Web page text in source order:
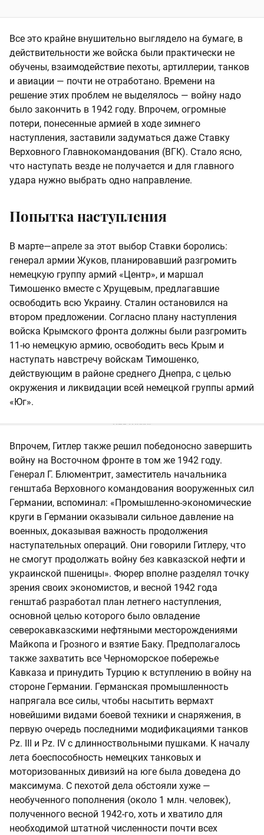
Все это крайне внушительно выглядело на бумаге, в
действительности же войска были практически не
обучены, взаимодействие пехоты, артиллерии, танков
и авиации — почти не отработано. Времени на
решение этих проблем не выделялось — войну надо
было закончить в 1942 году. Впрочем, огромные
потери, понесенные армией в ходе зимнего
наступления, заставили задуматься даже Ставку
Верховного Главнокомандования (ВГК). Стало ясно,
что наступать везде не получается и для главного
удара нужно выбрать одно направление.
Попытка наступления
В марте—апреле за этот выбор Ставки боролись:
генерал армии Жуков, планировавший разгромить
немецкую группу армий «Центр», и маршал
Тимошенко вместе с Хрущевым, предлагавшие
освободить всю Украину. Сталин остановился на
втором предложении. Согласно плану наступления
войска Крымского фронта должны были разгромить
11-ю немецкую армию, освободить весь Крым и
наступать навстречу войскам Тимошенко,
действующим в районе среднего Днепра, с целью
окружения и ликвидации всей немецкой группы армий
«Юг».
Впрочем, Гитлер также решил победоносно завершить
войну на Восточном фронте в том же 1942 году.
Генерал Г. Блюментрит, заместитель начальника
генштаба Верховного командования вооруженных сил
Германии, вспоминал: «Промышленно-экономические
круги в Германии оказывали сильное давление на
военных, доказывая важность продолжения
наступательных операций. Они говорили Гитлеру, что
не смогут продолжать войну без кавказской нефти и
украинской пшеницы». Фюрер вполне разделял точку
зрения своих экономистов, и весной 1942 года
генштаб разработал план летнего наступления,
основной целью которого было овладение
северокавказскими нефтяными месторождениями
Майкопа и Грозного и взятие Баку. Предполагалось
также захватить все Черноморское побережье
Кавказа и принудить Турцию к вступлению в войну на
стороне Германии. Германская промышленность
напрягала все силы, чтобы насытить вермахт
новейшими видами боевой техники и снаряжения, в
первую очередь последними модификациями танков
Pz. III и Pz. IV с длинноствольными пушками. К началу
лета боеспособность немецких танковых и
моторизованных дивизий на юге была доведена до
максимума. С пехотой дела обстояли хуже —
необученного пополнения (около 1 млн. человек),
полученного весной 1942-го, хоть и хватило для
необходимой штатной численности почти всех